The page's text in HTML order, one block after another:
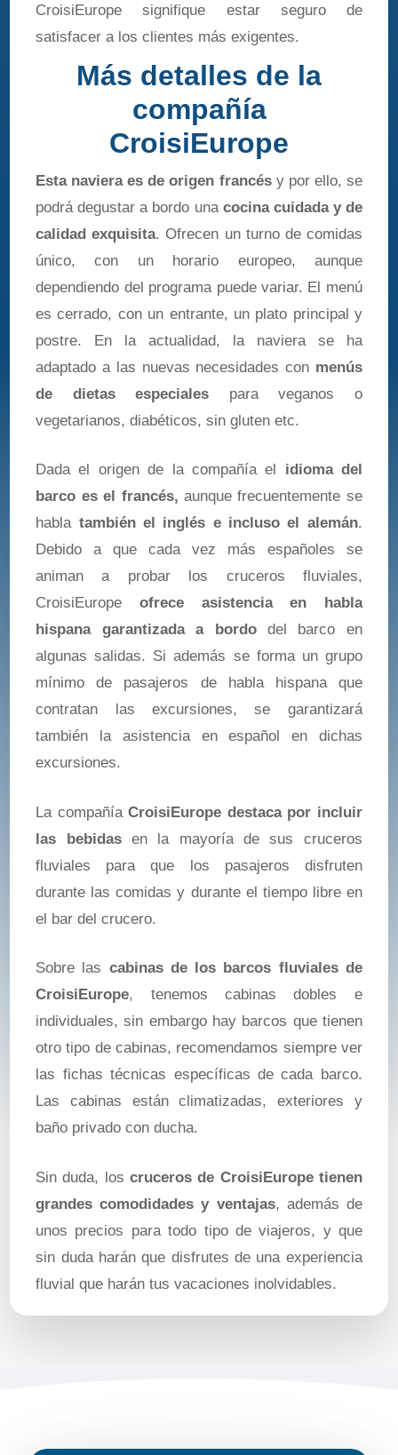
CroisiEurope signifique estar seguro de
satisfacer a los clientes más exigentes.
Más detalles de la
compañía
CroisiEurope
Esta naviera es de origen francésy por ello, se
podrá degustar a bordo una cocina cuidada y de
calidad exquisita. Ofrecen un turno de comidas
único, con un horario europeo, aunque
dependiendo del programa puede variar. El menú
es cerrado, con un entrante, un plato principal y
postre. En la actualidad, la naviera se ha
adaptado a las nuevas necesidades con menús
de dietas especiales para veganos o
vegetarianos, diabéticos, sin gluten etc.
Dada el origen de la compañía el idioma del
barco es el francés, aunque frecuentemente se
hablatambién el inglés e incluso el alemán.
Debido a que cada vez más españoles se
animan a probar los cruceros fluviales,
CroisiEurope ofrece asistencia en habla
hispana garantizada a bordodel barco en
algunas salidas. Si además se forma un grupo
mínimo de pasajeros de habla hispana que
contratan las excursiones, se garantizará
también la asistencia en español en dichas
excursiones.
La compañíaCroisiEurope destaca por incluir
las bebidasen la mayoría de sus cruceros
fluviales para que los pasajeros disfruten
durante las comidas y durante el tiempo libre en
el bar del crucero.
Sobre las cabinas de los barcos fluviales de
CroisiEurope, tenemos cabinas dobles e
individuales, sin embargo hay barcos que tienen
otro tipo de cabinas, recomendamos siempre ver
las fichas técnicas específicas de cada barco.
Las cabinas están climatizadas, exteriores y
baño privado con ducha.
Sin duda, los cruceros de CroisiEurope tienen
grandes comodidades y ventajas, además de
unos precios para todo tipo de viajeros, y que
sin duda harán que disfrutes de una experiencia
fluvial que harán tus vacaciones inolvidables.